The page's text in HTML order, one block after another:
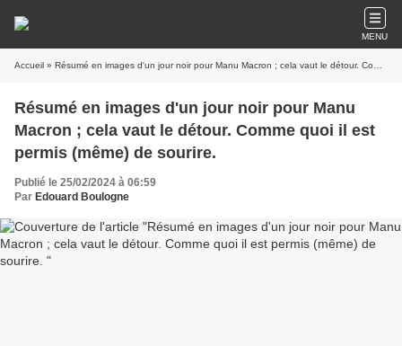
MENU
Accueil » Résumé en images d'un jour noir pour Manu Macron ; cela vaut le détour. Comme quoi il est permis (même) de sourire.
Résumé en images d'un jour noir pour Manu
Macron ; cela vaut le détour. Comme quoi il est
permis (même) de sourire.
Publié le 25/02/2024 à 06:59
Par Edouard Boulogne